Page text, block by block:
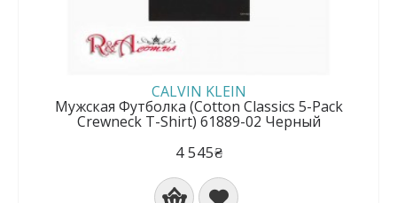
CALVIN KLEIN
Мужская Футболка (Cotton Classics 5-Pack
Crewneck T-Shirt) 61889-02 Черный
4 545₴